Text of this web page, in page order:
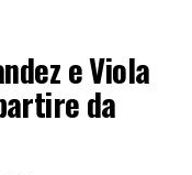
e Viola
da